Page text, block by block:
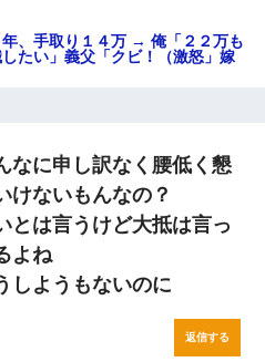
年、手取り１４万 → 俺「２２万も
たい」義父「クビ！（激怒」嫁
なに申し訳なく腰低く懇
けないもんなの？
とは言うけど大抵は言っ
よね
しようもないのに
返信する